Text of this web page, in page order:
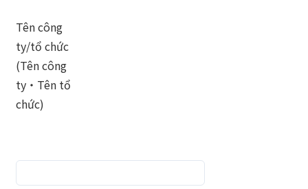
Tên công
ty/tổ chức
(Tên công
ty・Tên tổ
chức)